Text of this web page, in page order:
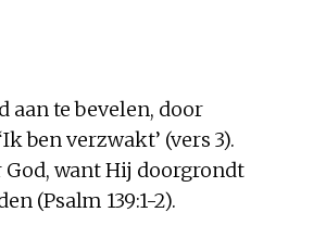
aan te bevelen, door
ben verzwakt’ (vers 3).
want Hij doorgrondt
(Psalm 139:1-2).